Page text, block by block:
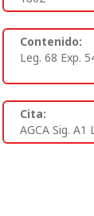
Contenido:
Leg. 68 Exp.
Cita:
AGCA Sig. A1